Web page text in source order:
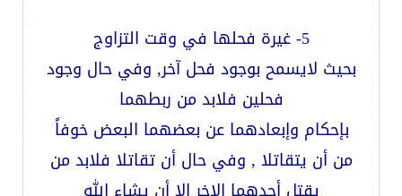
5- غيرة فحلها في وقت التزاوج
بحيث لايسمح بوجود فحل آخر, وفي حال وجود
فحلين فلابد من ربطهما
بإحكام وإبعادهما عن بعضهما البعض خوفاً
من أن يتقاتلا , وفي حال أن تقاتلا فلابد من